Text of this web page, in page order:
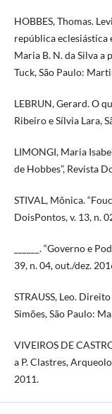
HOBBES, Thomas.
república eclesiástica
Maria B. N. da Silva a
Tuck, São Paulo:
LEBRUN, Gerard. O
Ribeiro e Sílvia Lara,
LIMONGI, Maria
de Hobbes”, Revista
STIVAL, Mônica.
DoisPontos, v. 13, n.
______. “Governo e
39, n. 04, out./dez.
STRAUSS, Leo.
Simões, São Paulo:
VIVEIROS DE
a P. Clastres,
2011.